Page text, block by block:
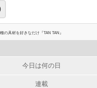
の具材を好きなだけ『TAN TAN』
今日は何の日
連載